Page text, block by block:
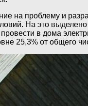
на проблему и
На это выделено
в дома
25,3% от общего